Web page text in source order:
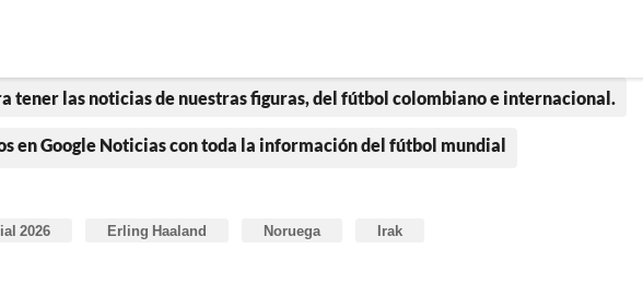
tener las noticias de nuestras figuras, del fútbol colombiano e internacional.
en Google Noticias con toda la información del fútbol mundial
2026 Erling Haaland Noruega Irak